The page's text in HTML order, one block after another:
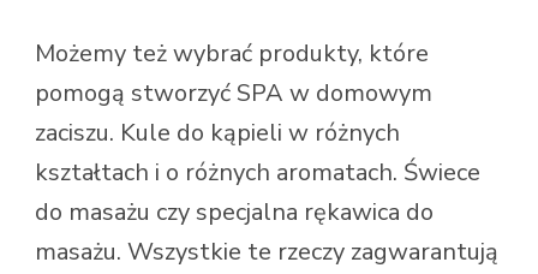
Możemy też wybrać produkty, które
pomogą stworzyć SPA w domowym
zaciszu. Kule do kąpieli w różnych
kształtach i o różnych aromatach. Świece
do masażu czy specjalna rękawica do
masażu. Wszystkie te rzeczy zagwarantują